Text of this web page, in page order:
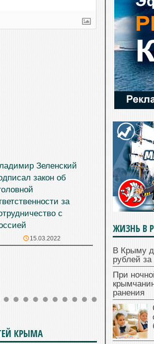
Зеленский
закон об
за
с
15.03.2022
КРЫМА
ЖИЗНЬ В
В Крыму
рублей за
При
ранения